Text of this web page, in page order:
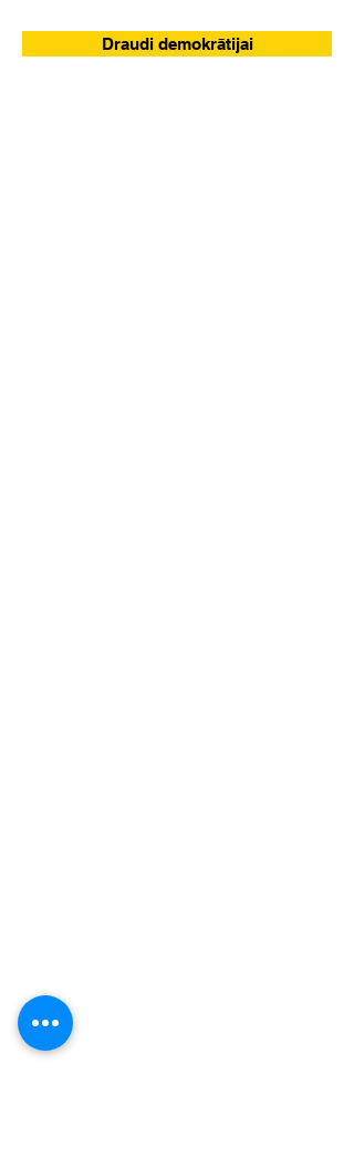
Draudi demokrātijai